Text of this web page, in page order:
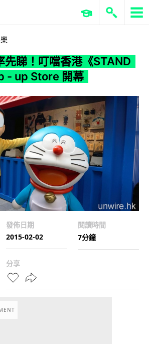
ERP 與商業 AI
先睇！叮噹香港《STAND
- up Store 開幕
發佈日期
2015-02-02
閱讀時間
7分鐘
分享